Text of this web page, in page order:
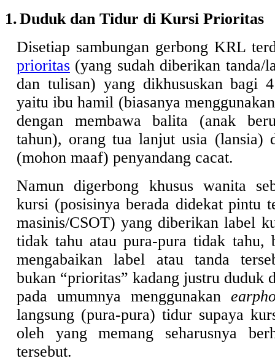
1.Duduk dan Tidur di Kursi Prioritas
Disetiap sambungan gerbong KRL
prioritas(yang sudah diberikan tanda/
dan tulisan) yang dikhususkan bagi
yaitu ibu hamil (biasanya
dengan membawa balita (anak
tahun), orang tua lanjut usia (lansia)
(mohon maaf) penyandang cacat.
Namun digerbong khusus wanita
kursi (posisinya berada didekat pintu
masinis/CSOT) yang diberikan label
tidak tahu atau pura-pura tidak tahu,
mengabaikan label atau tanda
bukan “prioritas” kadang justru duduk
pada umumnya menggunakan
langsung (pura-pura) tidur supaya
oleh yang memang seharusnya
tersebut.